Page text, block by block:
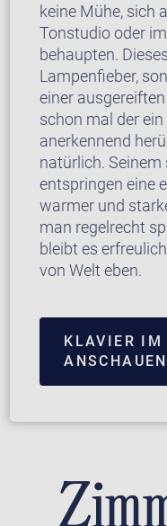
keine Mühe, sich
Tonstudio oder
behaupten.
Lampenfieber,
einer
schon mal der
anerkennend
natürlich.
entspringen eine
warmer und
man regelrecht
bleibt es
von Welt eben.
KLAVIER IM
ANSCHAUEN